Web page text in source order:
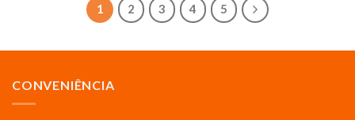
1 2 3 4 5
CONVENIÊNCIA